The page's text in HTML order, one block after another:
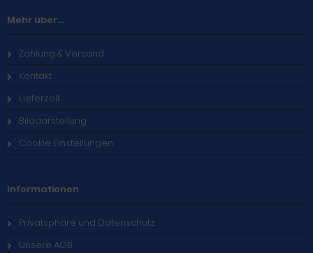
Mehr über...
Zahlung & Versand
Kontakt
Lieferzeit
Bilddarstellung
Cookie Einstellungen
Informationen
Privatsphäre und Datenschutz
Unsere AGB